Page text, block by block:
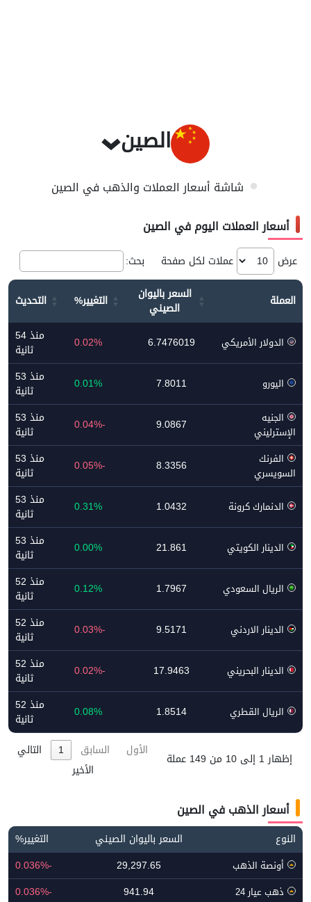
الصين
شاشة أسعار العملات والذهب في الصين
أسعار العملات اليوم في الصين
عرض عملات لكل صفحة بحث:
العملة السعر باليوان
الصيني التغيير% التحديث
الدولار الأمريكي 6.7476019
0.02% منذ 54
ثانية
اليورو 7.8011
0.01% منذ 53
ثانية
الجنيه
الإسترليني
9.0867
-0.04% منذ 53
ثانية
الفرنك
السويسري
8.3356
-0.05% منذ 53
ثانية
الدنمارك كرونة 1.0432
0.31% منذ 53
ثانية
الدينار الكويتي 21.861
0.00% منذ 53
ثانية
الريال السعودي 1.7967
0.12% منذ 52
ثانية
الدينار الاردني 9.5171
-0.03% منذ 52
ثانية
الدينار البحريني 17.9463
-0.02% منذ 52
ثانية
الريال القطري 1.8514
0.08% منذ 52
ثانية
إظهار 1 إلى 10 من 149 عملة الأول السابق 1
التالي
الأخير
أسعار الذهب في الصين
النوع السعر باليوان الصيني التغيير%
أونصة الذهب 29,297.65
-0.036%
ذهب عيار 24 941.94
-0.036%